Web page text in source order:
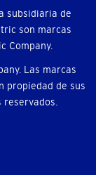
subsidiaria de
son marcas
Company.
Las marcas
propiedad de sus